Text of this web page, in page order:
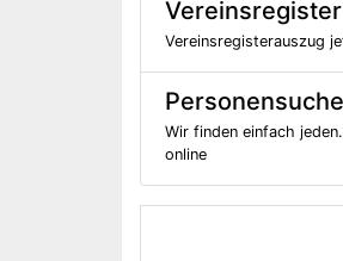
Vereinsregister
Vereinsregisterauszug
Personensuche
Wir finden einfach
online